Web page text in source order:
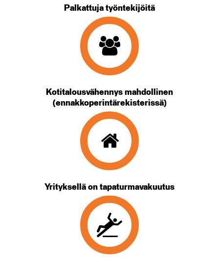
Palkattuja työntekijöitä
Kotitalousvähennys mahdollinen
(ennakkoperintärekisterissä)
Yrityksellä on tapaturmavakuutus